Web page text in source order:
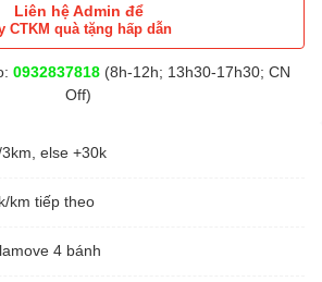
Liên hệ Admin để
CTKM quà tặng hấp dẫn
0932837818(8h-12h; 13h30-17h30; CN
Off)
else +30k
km tiếp theo
4 bánh